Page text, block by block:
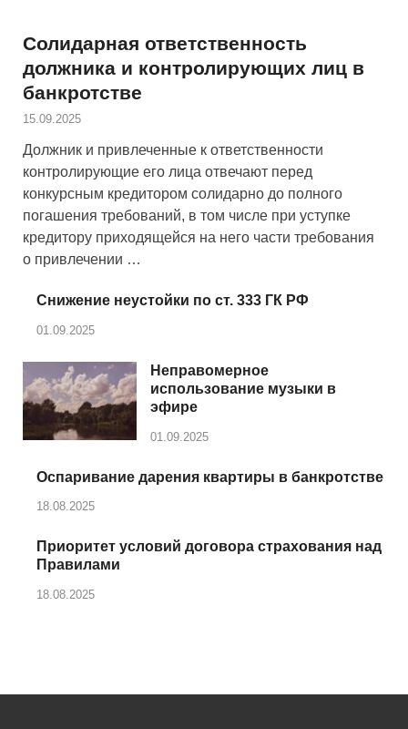
Солидарная ответственность
должника и контролирующих лиц в
банкротстве
15.09.2025
Должник и привлеченные к ответственности
контролирующие его лица отвечают перед
конкурсным кредитором солидарно до полного
погашения требований, в том числе при уступке
кредитору приходящейся на него части требования
о привлечении …
Снижение неустойки по ст. 333 ГК РФ
01.09.2025
Неправомерное
использование музыки в
эфире
01.09.2025
Оспаривание дарения квартиры в банкротстве
18.08.2025
Приоритет условий договора страхования над
Правилами
18.08.2025